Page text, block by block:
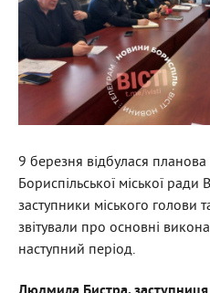
9 березня відбулася
Бориспільської міської
заступники міського голови
звітували про основні
наступний період.